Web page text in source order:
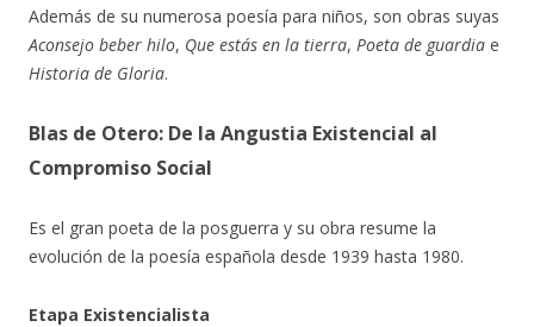
Además de su numerosa poesía para niños, son obras suyas
Aconsejo beber hilo, Que estás en la tierra, Poeta de guardia e
Historia de Gloria.
Blas de Otero: De la Angustia Existencial al
Compromiso Social
Es el gran poeta de la posguerra y su obra resume la
evolución de la poesía española desde 1939 hasta 1980.
Etapa Existencialista